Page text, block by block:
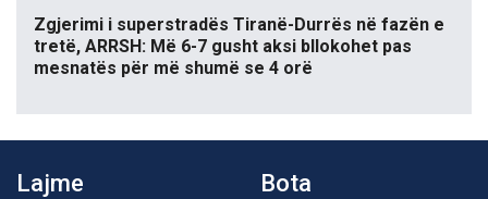
Zgjerimi i superstradës Tiranë-Durrës në fazën e
tretë, ARRSH: Më 6-7 gusht aksi bllokohet pas
mesnatës për më shumë se 4 orë
Lajme Bota